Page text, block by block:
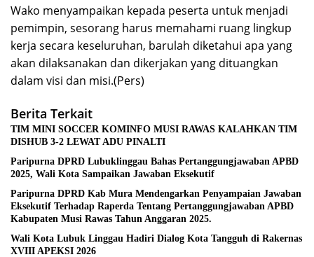
Wako menyampaikan kepada peserta untuk menjadi
pemimpin, sesorang harus memahami ruang lingkup
kerja secara keseluruhan, barulah diketahui apa yang
akan dilaksanakan dan dikerjakan yang dituangkan
dalam visi dan misi.(Pers)
Berita Terkait
TIM MINI SOCCER KOMINFO MUSI RAWAS KALAHKAN TIM
DISHUB 3-2 LEWAT ADU PINALTI
Paripurna DPRD Lubuklinggau Bahas Pertanggungjawaban APBD
2025, Wali Kota Sampaikan Jawaban Eksekutif
Paripurna DPRD Kab Mura Mendengarkan Penyampaian Jawaban
Eksekutif Terhadap Raperda Tentang Pertanggungjawaban APBD
Kabupaten Musi Rawas Tahun Anggaran 2025.
Wali Kota Lubuk Linggau Hadiri Dialog Kota Tangguh di Rakernas
XVIII APEKSI 2026